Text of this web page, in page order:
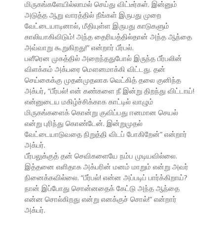
மிருகங்களேயில்லாமல் செய்து விட்டீர்கள். இன்னும்
அடுத்த ஆறு வாரத்தில் நீங்கள் இருபது முறை
வேட்டையாடினால், மீதியுள்ள இருபது காடுகளும்
காலியாகிவிடும்! அந்த தைரியத்தில்தான் அந்த ஆந்தை
அவ்வாறு கூறுகிறது!” என்றார் பீர்பல்.
பளீரென முகத்தில் அறைந்ததுபோல் இருந்த பீர்பலின்
விளக்கம் அக்பரை மௌனமாக்கி விட்டது. தன்
செய்கைக்கு முதன்முதலாக வெட்கித் தலை குனிந்த
அக்பர், “பீர்பல்! என் கண்களை நீ இன்று திறந்து விட்டாய்!
என்னுடைய மகிழ்ச்சிக்காக காட்டில் வாழும்
மிருகங்களைக் கொன்று குவிப்பது ஈனமான செயல்
என்று புரிந்து கொண்டேன். இன்றுமுதல்
வேட்டையாடுவதை நிறுத்தி விடப் போகிறேன்” என்றார்
அக்பர்.
பீர்பலுக்குத் தன் செவிகளையே நம்ப முடியவில்லை.
இத்தனை எளிதாக அக்பரின் மனம் மாறும் என்று அவர்
நினைக்கவில்லை. “பீர்பல்! என்ன அப்படிப் பார்க்கிறாய்?
நான் இப்போது சொன்னதைக் கேட்டு அந்த ஆந்தை
என்ன சொல்கிறது என்று எனக்குச் சொல்!” என்றார்
அக்பர்.